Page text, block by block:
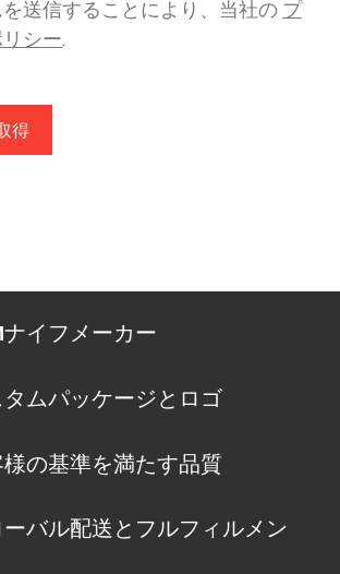
送信することにより、当社の プ
シー.
得
ナイフメーカー
ムパッケージとロゴ
の基準を満たす品質
バル配送とフルフィルメン